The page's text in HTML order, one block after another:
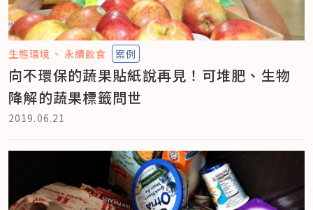
生態環境 永續飲食 案例
向不環保的蔬果貼紙說再見！可堆肥、生物
降解的蔬果標籤問世
2019.06.21